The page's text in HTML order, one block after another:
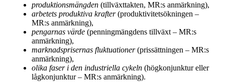
produktionsmängden (tillväxttakten, MR:s anmärkning),
arbetets produktiva krafter(produktivitetsökningen –
MR:s anmärkning),
pengarnas värde (penningmängdens tillväxt – MR:s
anmärkning),
marknadsprisernas fluktuationer(prissättningen – MR:s
anmärkning),
olika faser i den industriella cykeln (högkonjunktur eller
lågkonjunktur – MR:s anmärkning).